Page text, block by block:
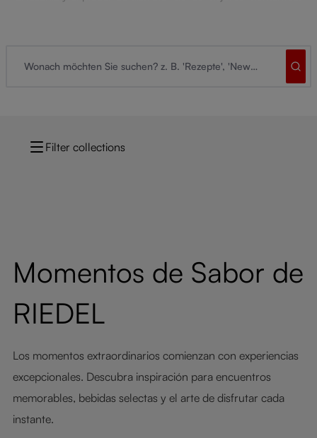
Filter collections
Momentos de Sabor de
RIEDEL
Los momentos extraordinarios comienzan con experiencias
excepcionales. Descubra inspiración para encuentros
memorables, bebidas selectas y el arte de disfrutar cada
instante.